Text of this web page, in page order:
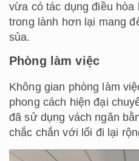
vừa có tác dụng điều hòa
trong lành hơn lại mang
sủa.
Phòng làm việc
Không gian phòng làm
phong cách hiện đại
đã sử dụng vách ngăn
chắc chắn với lối đi lại